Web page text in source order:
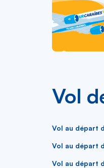
Vol
Vol au départ
Vol au départ
Vol au départ